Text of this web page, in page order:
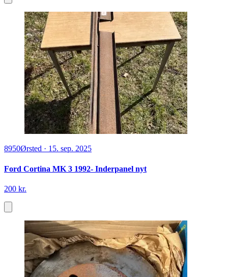
8950Ørsted · 15. sep. 2025
Ford Cortina MK 3 1992- Inderpanel nyt
200 kr.